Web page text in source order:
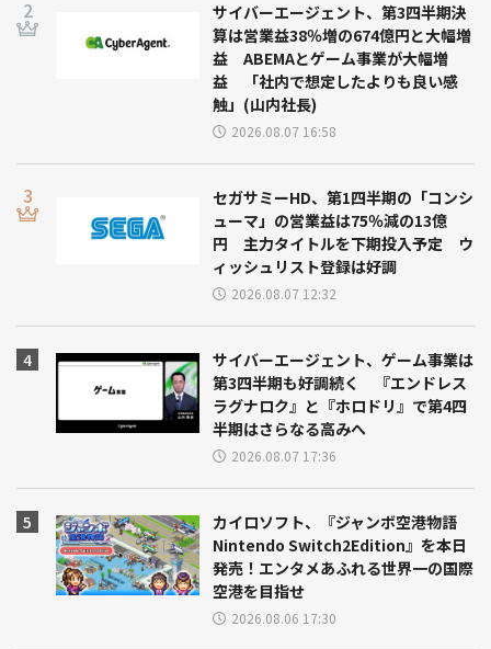
サイバーエージェント、第3四半期決
算は営業益38％増の674億円と大幅増
益 ABEMAとゲーム事業が大幅増
益 「社内で想定したよりも良い感
触」(山内社長)
2026.08.07 16:58
セガサミーHD、第1四半期の「コンシ
ューマ」の営業益は75％減の13億
円 主力タイトルを下期投入予定 ウ
ィッシュリスト登録は好調
2026.08.07 12:32
サイバーエージェント、ゲーム事業は
第3四半期も好調続く 『エンドレス
ラグナロク』と『ホロドリ』で第4四
半期はさらなる高みへ
2026.08.07 17:36
カイロソフト、『ジャンボ空港物語
Nintendo Switch2Edition』を本日
発売！エンタメあふれる世界一の国際
空港を目指せ
2026.08.06 17:30